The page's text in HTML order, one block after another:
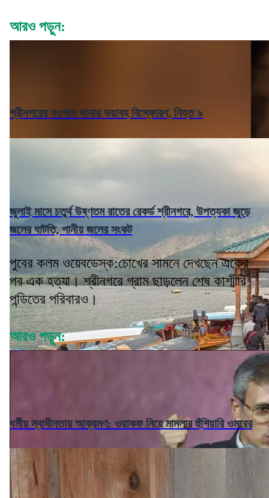
আরও পড়ুন:
শ্রীনগরের নওগাম থানায় ভয়াবহ বিস্ফোরণ, নিহত ৯
জুলাই মাসে চতুর্থ উষ্ণতম রাতের রেকর্ড শ্রীনগরে, উপত্যকা জুড়ে
জলের ঘাটতি, পানীয় জলের সংকট
পুবের কলম ওয়েবডেস্ক:চোখের সামনে দেখছেন একের
পর এক হত্যা। শ্রীনগরে গ্রাম ছাড়লেন শেষ কাশ্মীরি
পন্ডিতের পরিবারও।
আরও পড়ুন:
ধর্মীয় স্বাধীনতায় আক্রমণ: ওয়াকফ নিয়ে মামলার হুঁশিয়ারি ওমরের